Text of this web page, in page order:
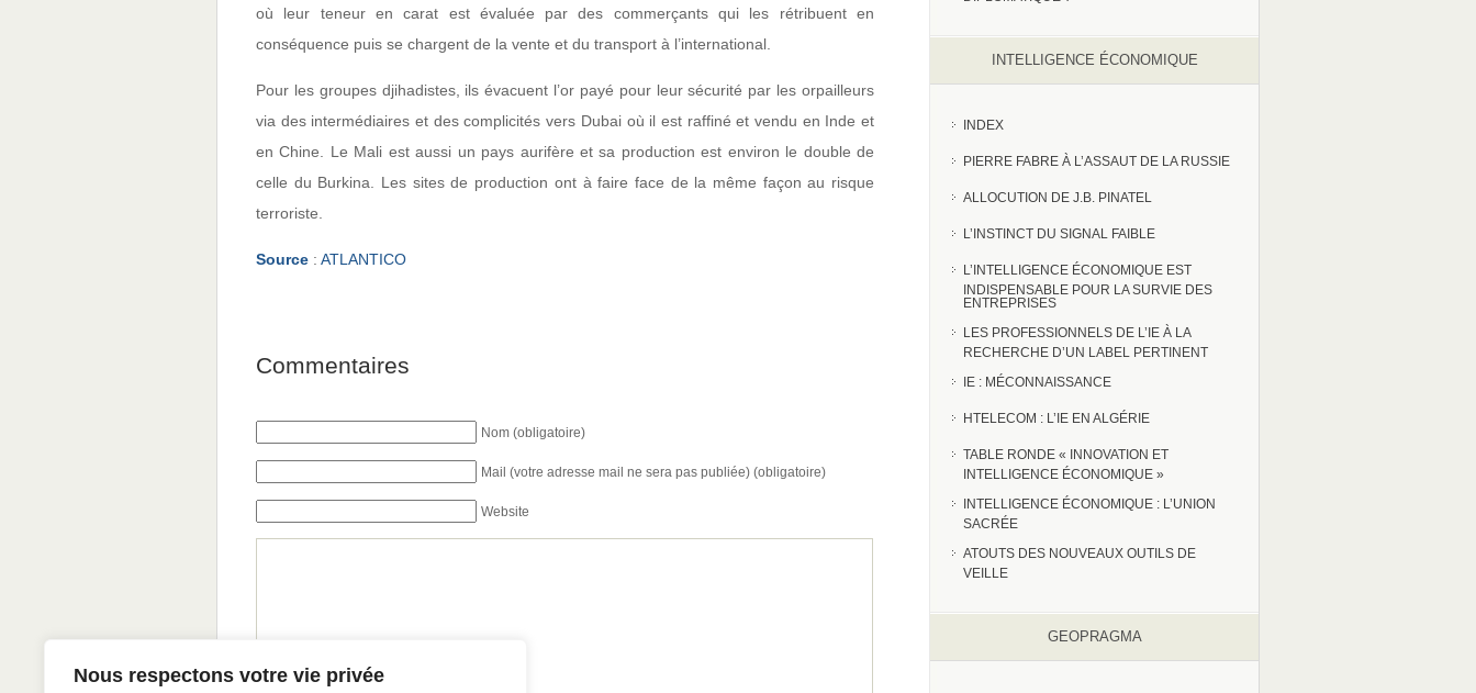
Nous respectons votre vie privée
où leur teneur en carat est évaluée par des commerçants qui les rétribuent en
conséquence puis se chargent de la vente et du transport à l’international.
Pour les groupes djihadistes, ils évacuent l’or payé pour leur sécurité par les orpailleurs
via des intermédiaires et des complicités vers Dubai où il est raffiné et vendu en Inde et
en Chine. Le Mali est aussi un pays aurifère et sa production est environ le double de
celle du Burkina. Les sites de production ont à faire face de la même façon au risque
terroriste.
Source : ATLANTICO
Commentaires
Nom (obligatoire)
Mail (votre adresse mail ne sera pas publiée) (obligatoire)
Website
INTELLIGENCE ÉCONOMIQUE
INDEX
PIERRE FABRE À L’ASSAUT DE LA RUSSIE
ALLOCUTION DE J.B. PINATEL
L’INSTINCT DU SIGNAL FAIBLE
L’INTELLIGENCE ÉCONOMIQUE EST
INDISPENSABLE POUR LA SURVIE DES
ENTREPRISES
LES PROFESSIONNELS DE L’IE À LA
RECHERCHE D’UN LABEL PERTINENT
IE : MÉCONNAISSANCE
HTELECOM : L’IE EN ALGÉRIE
TABLE RONDE « INNOVATION ET
INTELLIGENCE ÉCONOMIQUE »
INTELLIGENCE ÉCONOMIQUE : L’UNION
SACRÉE
ATOUTS DES NOUVEAUX OUTILS DE
VEILLE
GEOPRAGMA